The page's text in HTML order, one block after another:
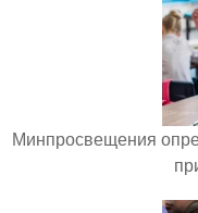
Минпросвещения